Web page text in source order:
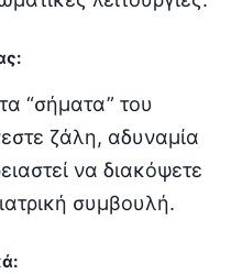
“σήματα” του
ζάλη, αδυναμία
να διακόψετε
συμβουλή.